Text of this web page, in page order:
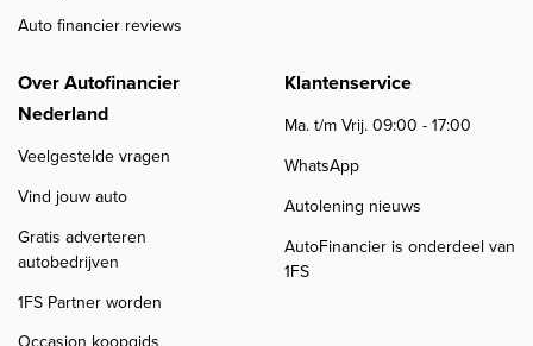
Auto financier reviews
Over Autofinancier
Nederland
Veelgestelde vragen
Vind jouw auto
Gratis adverteren
autobedrijven
1FS Partner worden
Klantenservice
Ma. t/m Vrij. 09:00 - 17:00
WhatsApp
Autolening nieuws
AutoFinancier is onderdeel van
1FS